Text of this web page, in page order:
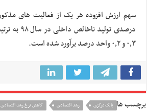
۰٫۳ و ۰٫۲ واحد درصد برآورد شده است.
برچسب ها بانک مرکزی رشد اقتصادی کاهش نرخ رشد اقتصادی